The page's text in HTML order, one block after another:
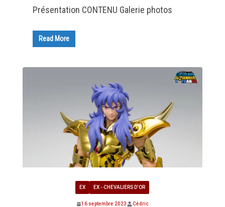
Présentation CONTENU Galerie photos
Read More
EX EX - CHEVALIERS D'OR
16 septembre 2023 Cédric